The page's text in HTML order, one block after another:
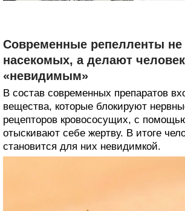
Современные репелленты не
насекомых, а делают
«невидимым»
В состав современных препаратов
вещества, которые блокируют
рецепторов кровососущих, с
отыскивают себе жертву. В итоге
становится для них невидимкой.